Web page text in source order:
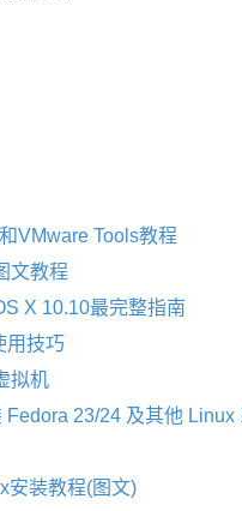
VMware Tools教程
文教程
X 10.10最完整指南
用技巧
拟机
23/24 及其他
安装教程(图文)